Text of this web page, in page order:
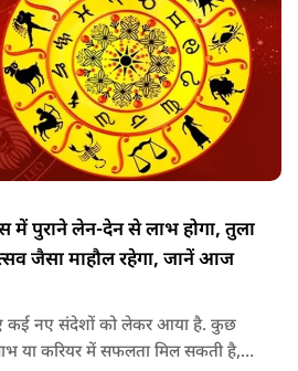
में पुराने लेन-देन से लाभ होगा, तुला
जैसा माहौल रहेगा, जानें आज
नए संदेशों को लेकर आया है. कुछ
या करियर में सफलता मिल सकती है,